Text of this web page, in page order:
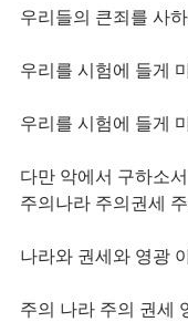
우리들의 큰죄를 사
우리를 시험에 들게
우리를 시험에 들게
다만 악에서 구하소
주의나라 주의권세
나라와 권세와 영광
주의 나라 주의 권세